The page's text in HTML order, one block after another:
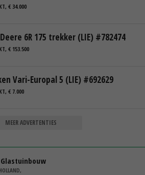
€ 34.000
6R 175 trekker (LIE) #782474
€ 153.500
Vari-Europal 5 (LIE) #692629
€ 7.000
MEER ADVERTENTIES